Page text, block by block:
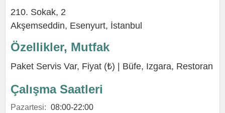
210. Sokak, 2
Akşemseddin, Esenyurt, İstanbul
Özellikler, Mutfak
Paket Servis Var, Fiyat (₺) | Büfe, Izgara, Restoran
Çalışma Saatleri
Pazartesi: 08:00-22:00